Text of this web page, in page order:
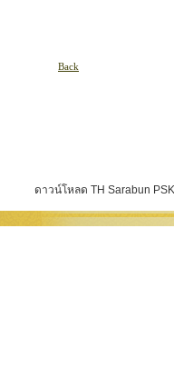
Back
ดาวน์โหลด TH Sarabun